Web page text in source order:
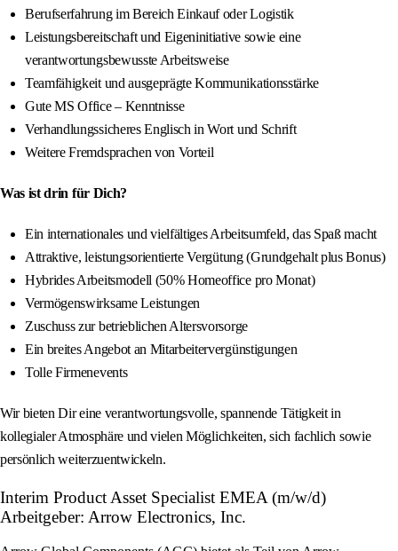
Berufserfahrung im Bereich Einkauf oder Logistik
Leistungsbereitschaft und Eigeninitiative sowie eine
verantwortungsbewusste Arbeitsweise
Teamfähigkeit und ausgeprägte Kommunikationsstärke
Gute MS Office – Kenntnisse
Verhandlungssicheres Englisch in Wort und Schrift
Weitere Fremdsprachen von Vorteil
Was ist drin für Dich?
Ein internationales und vielfältiges Arbeitsumfeld, das Spaß macht
Attraktive, leistungsorientierte Vergütung (Grundgehalt plus Bonus)
Hybrides Arbeitsmodell (50% Homeoffice pro Monat)
Vermögenswirksame Leistungen
Zuschuss zur betrieblichen Altersvorsorge
Ein breites Angebot an Mitarbeitervergünstigungen
Tolle Firmenevents
Wir bieten Dir eine verantwortungsvolle, spannende Tätigkeit in
kollegialer Atmosphäre und vielen Möglichkeiten, sich fachlich sowie
persönlich weiterzuentwickeln.
Interim Product Asset Specialist EMEA (m/w/d)
Arbeitgeber: Arrow Electronics, Inc.